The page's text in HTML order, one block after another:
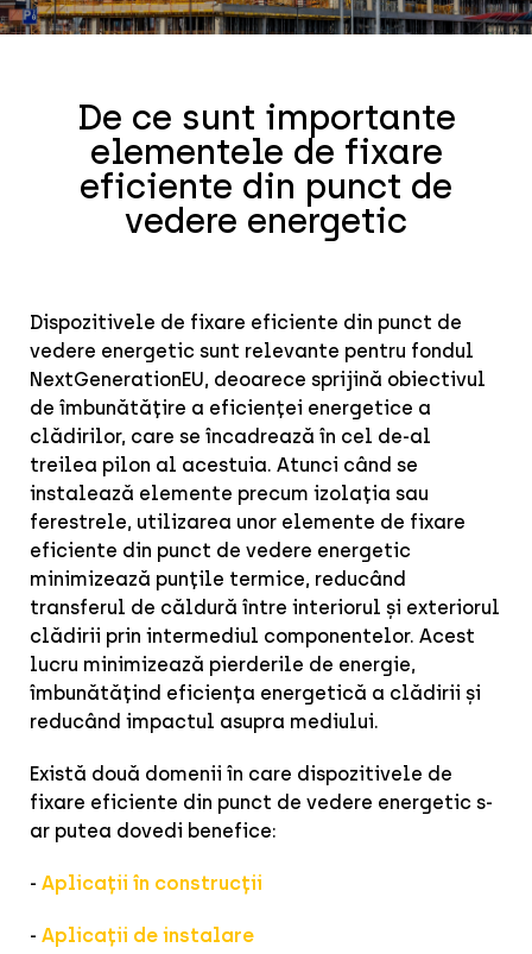
De ce sunt importante
elementele de fixare
eficiente din punct de
vedere energetic
Dispozitivele de fixare eficiente din punct de
vedere energetic sunt relevante pentru fondul
NextGenerationEU, deoarece sprijină obiectivul
de îmbunătățire a eficienței energetice a
clădirilor, care se încadrează în cel de-al
treilea pilon al acestuia. Atunci când se
instalează elemente precum izolația sau
ferestrele, utilizarea unor elemente de fixare
eficiente din punct de vedere energetic
minimizează punțile termice, reducând
transferul de căldură între interiorul și exteriorul
clădirii prin intermediul componentelor. Acest
lucru minimizează pierderile de energie,
îmbunătățind eficiența energetică a clădirii și
reducând impactul asupra mediului.
Există două domenii în care dispozitivele de
fixare eficiente din punct de vedere energetic s-
ar putea dovedi benefice:
- Aplicații în construcții
- Aplicații de instalare